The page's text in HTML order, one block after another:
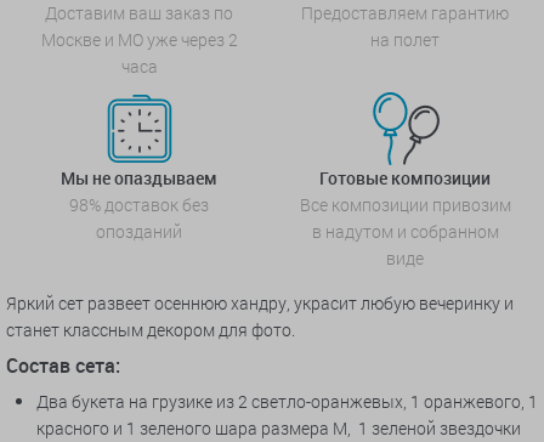
Доставим ваш заказ по
Москве и МО уже через 2
часа
Предоставляем гарантию
на полет
Мы не опаздываем
98% доставок без
опозданий
Готовые композиции
Все композиции привозим
в надутом и собранном
виде
Яркий сет развеет осеннюю хандру, украсит любую вечеринку и
станет классным декором для фото.
Состав сета:
Два букета на грузике из 2 светло-оранжевых, 1 оранжевого, 1
красного и 1 зеленого шара размера M, 1 зеленой звездочки